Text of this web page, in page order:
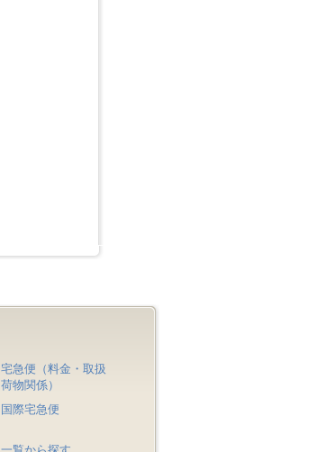
宅急便（料金・取扱
荷物関係）
国際宅急便